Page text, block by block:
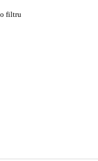
filtru